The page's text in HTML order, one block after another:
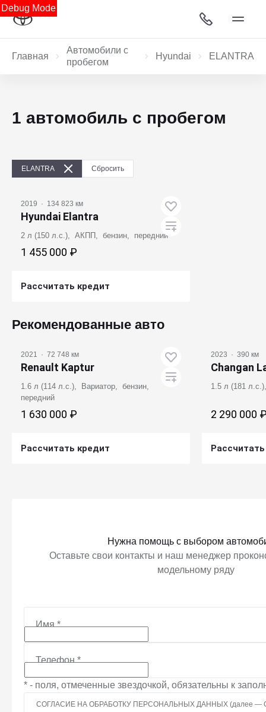
Debug Mode
Главная
Автомобили с
пробегом
Hyundai ELANTRA
1 автомобиль с пробегом
ELANTRA Сбросить
2019 · 134 823 км
Hyundai Elantra
2 л (150 л.с.), АКПП, бензин, передний
1 455 000 ₽
Рассчитать кредит
Рекомендованные авто
2021 · 72 748 км
Renault Kaptur
1.6 л (114 л.с.), Вариатор, бензин,
передний
1 630 000 ₽
Рассчитать кредит
2023 · 390 км
Changan
1.5 л (181
2 290 000
Нужна помощь с выбором
Оставьте свои контакты и наш менеджер
модельному ряду
Имя*
Телефон*
* - поля, отмеченные звездочкой, обязательны к
СОГЛАСИЕ НА ОБРАБОТКУ ПЕРСОНАЛЬНЫХ ДАННЫХ (далее —